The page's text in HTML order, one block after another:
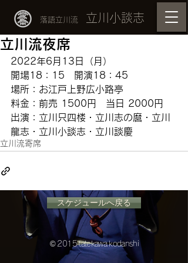
落語立川流 立川小談志
立川流夜席
2022年6月13日（月）
開場18：15　開演18：45
場所：お江戸上野広小路亭
料金：前売 1500円　当日 2000円
出演：立川只四楼・立川志の麿・立川
龍志・立川小談志・立川談慶
立川流寄席
スケジュールへ戻る
© 2015 tatekawa kodanshi